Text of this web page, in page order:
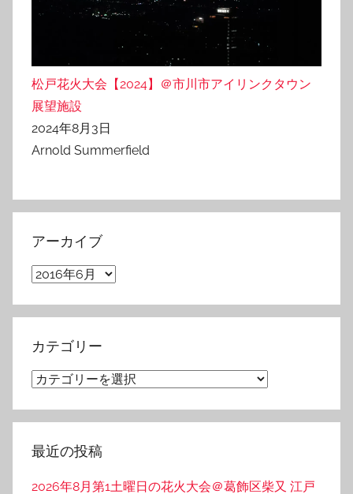
松戸花火大会【2024】＠市川市アイリンクタウン
展望施設
2024年8月3日
Arnold Summerfield
アーカイブ
ア
カ
イ
カテゴリー
カ
ゴ
リ
最近の投稿
2026年8月第1土曜日の花火大会＠葛飾区柴又 江戸